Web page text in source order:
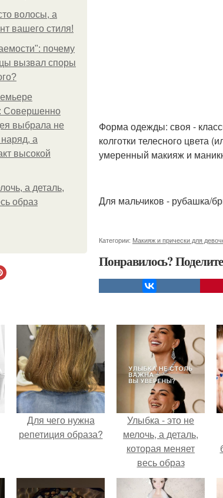
волосы, а
вашего стиля!
почему
вызвал споры
Совершенно
выбрала не
а
высокой
а деталь,
образ
Форма одежды: своя -
колготки телесного цвета
умеренный макияж и
Для мальчиков - рубашка/
Категории: Макияж и прически для
Понравилось?
Для чего нужна
репетиция образа?
Улыбка - это не
мелочь, а деталь,
которая меняет
весь образ
человека.